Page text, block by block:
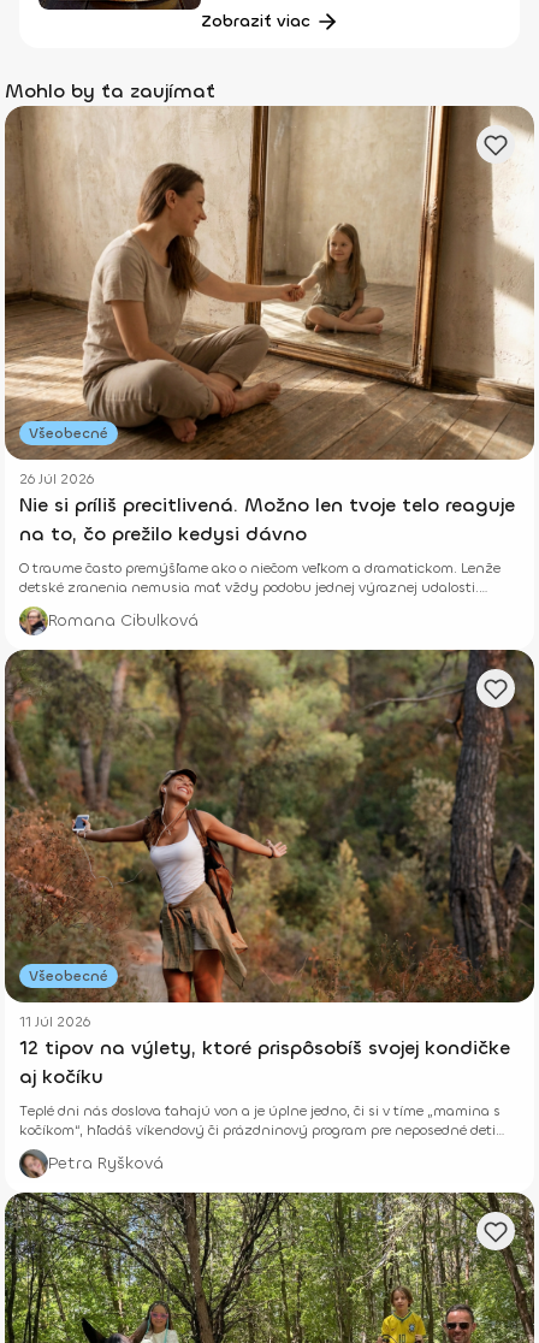
Zobraziť viac
Mohlo by ťa zaujímať
Všeobecné
26 Júl 2026
Nie si príliš precitlivená. Možno len tvoje telo reaguje
na to, čo prežilo kedysi dávno
O traume často premýšľame ako o niečom veľkom a dramatickom. Lenže
detské zranenia nemusia mať vždy podobu jednej výraznej udalosti.
Niekedy rastú potichu.
Romana Cibulková
Všeobecné
11 Júl 2026
12 tipov na výlety, ktoré prispôsobíš svojej kondičke
aj kočíku
Teplé dni nás doslova ťahajú von a je úplne jedno, či si v tíme „mamina s
kočíkom“, hľadáš víkendový či prázdninový program pre neposedné deti
alebo si len chceš vyvetrať hlavu s kamoškou, či partnerom.
Petra Ryšková